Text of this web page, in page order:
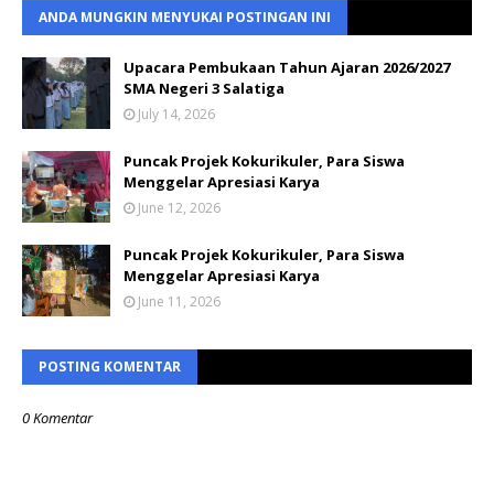
ANDA MUNGKIN MENYUKAI POSTINGAN INI
Upacara Pembukaan Tahun Ajaran 2026/2027
SMA Negeri 3 Salatiga
July 14, 2026
Puncak Projek Kokurikuler, Para Siswa
Menggelar Apresiasi Karya
June 12, 2026
Puncak Projek Kokurikuler, Para Siswa
Menggelar Apresiasi Karya
June 11, 2026
POSTING KOMENTAR
0 Komentar